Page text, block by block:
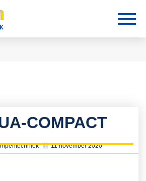
COMPACT
11 november 2020